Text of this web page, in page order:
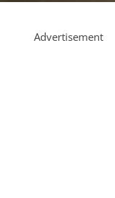
Advertisement